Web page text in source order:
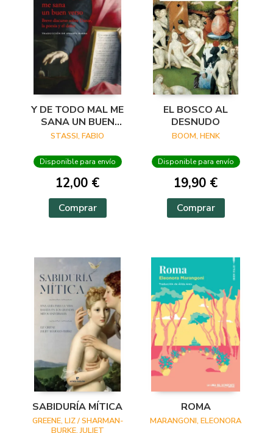
Y DE TODO MAL ME
SANA UN BUEN
VERSO
STASSI, FABIO
Disponible para envío
12,00 €
Comprar
EL BOSCO AL
DESNUDO
BOOM, HENK
Disponible para envío
19,90 €
Comprar
SABIDURÍA MÍTICA
GREENE, LIZ / SHARMAN-
BURKE, JULIET
ROMA
MARANGONI, ELEONORA